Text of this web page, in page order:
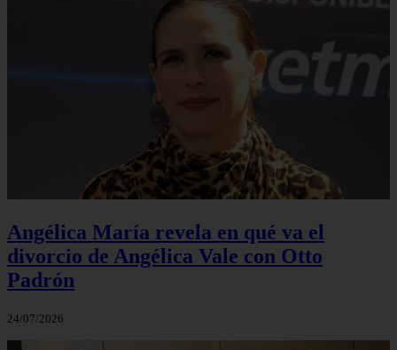
Angélica María revela en qué va el
divorcio de Angélica Vale con Otto
Padrón
24/07/2026